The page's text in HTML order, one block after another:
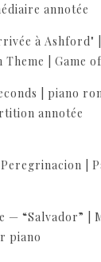
annotée
à Ashford"
Theme | Game
| piano
annotée
|
— “Salvador” |
piano